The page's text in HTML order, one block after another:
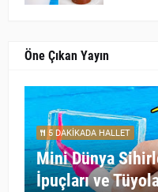
Öne Çıkan Yayın
5 DAKİKADA HALLET
Mini Dünya
İpuçları ve